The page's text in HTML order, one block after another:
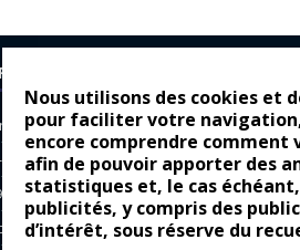
Nous utilisons des cookies et
pour faciliter votre
encore comprendre
afin de pouvoir apporter des
statistiques et, le cas
publicités, y compris des
d’intérêt, sous réserve du
Dacia Sandero : pour les gens vrais
: la révolution a commencé
: L’irrésistible attraction de la légèreté
: naturellement envoûtante ?